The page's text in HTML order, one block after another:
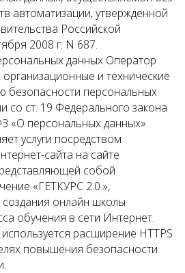
автоматизации, утвержденной
Российской
2008 г. N 687.
данных Оператор
и технические
персональных
со ст. 19 Федерального закона
«О персональных данных».
услуги посредством
сайта на сайте
собой
«ГЕТКУРС 2.0.»,
онлайн школы
обучения в сети Интернет.
расширение HTTPS
повышения безопасности